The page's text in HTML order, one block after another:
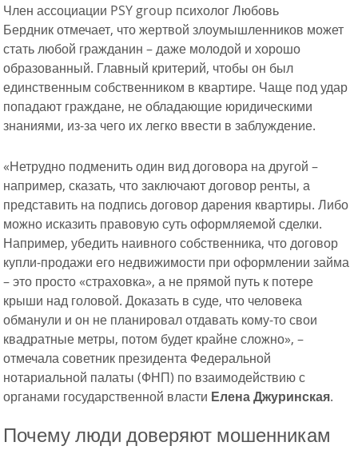
Член ассоциации PSY group психолог Любовь
Бердник отмечает, что жертвой злоумышленников может
стать любой гражданин – даже молодой и хорошо
образованный. Главный критерий, чтобы он был
единственным собственником в квартире. Чаще под удар
попадают граждане, не обладающие юридическими
знаниями, из-за чего их легко ввести в заблуждение.
«Нетрудно подменить один вид договора на другой –
например, сказать, что заключают договор ренты, а
представить на подпись договор дарения квартиры. Либо
можно исказить правовую суть оформляемой сделки.
Например, убедить наивного собственника, что договор
купли-продажи его недвижимости при оформлении займа
– это просто «страховка», а не прямой путь к потере
крыши над головой. Доказать в суде, что человека
обманули и он не планировал отдавать кому-то свои
квадратные метры, потом будет крайне сложно», –
отмечала советник президента Федеральной
нотариальной палаты (ФНП) по взаимодействию с
органами государственной власти Елена Джуринская.
Почему люди доверяют мошенникам